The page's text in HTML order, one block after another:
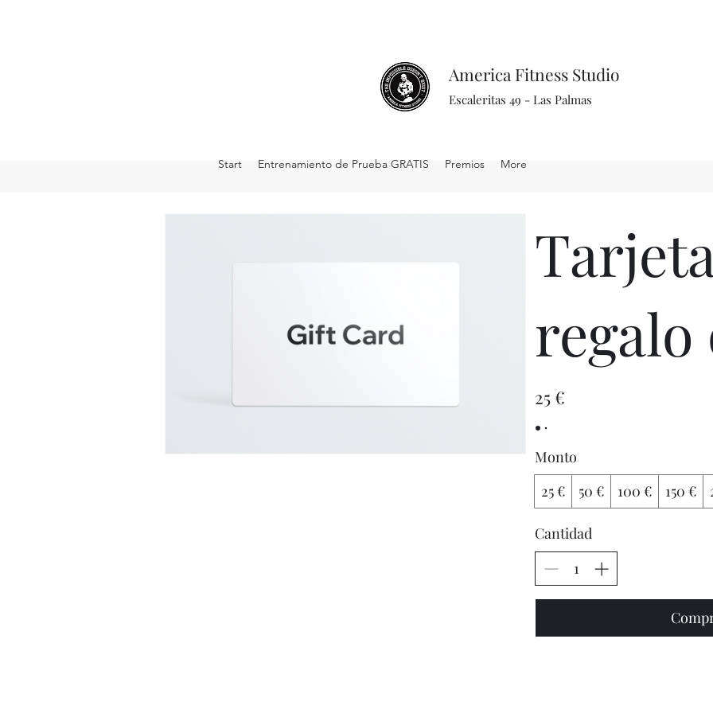
America Fitness Studio
Escaleritas 49 - Las Palmas
Start Entrenamiento de Prueba GRATIS Premios More
25 €
Monto
25 €
50 € 100 € 150 €
Cantidad